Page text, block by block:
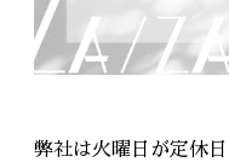
弊社は火曜日が定休